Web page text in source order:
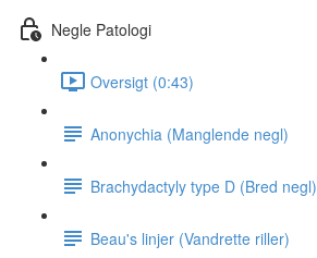
Negle Patologi
Oversigt (0:43)
Anonychia (Manglende negl)
Brachydactyly type D (Bred negl)
Beau's linjer (Vandrette riller)